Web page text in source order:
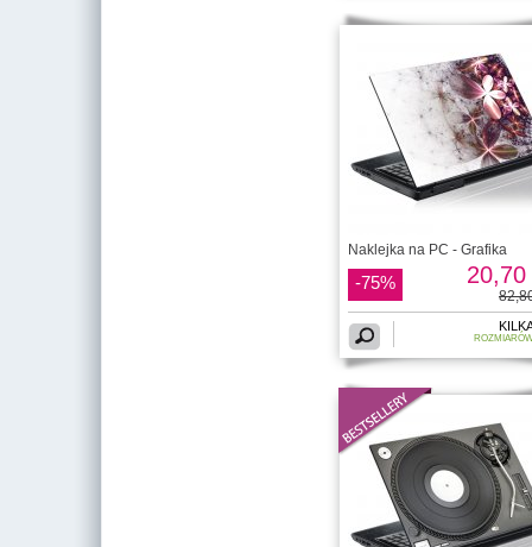
Naklejka na PC - Grafika
-75% 20,70